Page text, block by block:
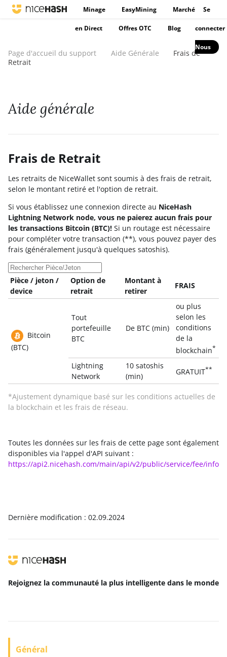
Minage EasyMining Marché
en Direct Offres OTC Blog
Se
connecter
Nous
Page d'accueil du support Aide Générale
Frais de
Retrait
Aide générale
Frais de Retrait
Les retraits de NiceWallet sont soumis à des frais de retrait,
selon le montant retiré et l'option de retrait.
Si vous établissez une connexion directe au NiceHash
Lightning Network node, vous ne paierez aucun frais pour
les transactions Bitcoin (BTC)! Si un routage est nécessaire
pour compléter votre transaction (**), vous pouvez payer des
frais (généralement jusqu'à quelques satoshis).
Pièce / jeton /
device
Option de
retrait
Montant à
retirer
FRAIS
Bitcoin
(BTC)
Tout
portefeuille
BTC
De BTC (min)
ou plus
selon les
conditions
de la
blockchain*
Lightning
Network
10 satoshis
(min)
GRATUIT**
*Ajustement dynamique basé sur les conditions actuelles de
la blockchain et les frais de réseau.
Toutes les données sur les frais de cette page sont également
disponibles via l'appel d'API suivant :
https://api2.nicehash.com/main/api/v2/public/service/fee/info
Dernière modification : 02.09.2024
Rejoignez la communauté la plus intelligente dans le monde
Général